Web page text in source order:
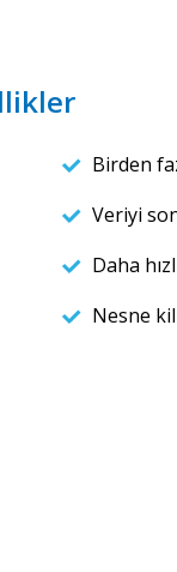
Birden
Veriyi
Daha
Nesne